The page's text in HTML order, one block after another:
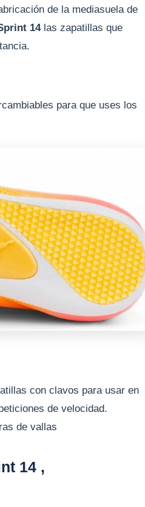
de la mediasuela de
14 las zapatillas que
para que uses los
con clavos para usar en
de velocidad.
de vallas
14 ,